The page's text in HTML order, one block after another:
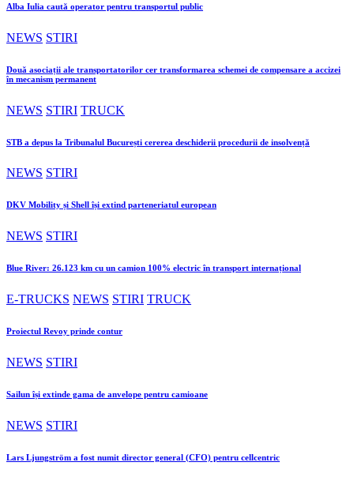
Alba Iulia caută operator pentru transportul public
NEWS STIRI
Două asociații ale transportatorilor cer transformarea schemei de compensare a accizei
în mecanism permanent
NEWS STIRI TRUCK
STB a depus la Tribunalul București cererea deschiderii procedurii de insolvență
NEWS STIRI
DKV Mobility și Shell își extind parteneriatul european
NEWS STIRI
Blue River: 26.123 km cu un camion 100% electric în transport internațional
E-TRUCKS NEWS STIRI TRUCK
Proiectul Revoy prinde contur
NEWS STIRI
Sailun își extinde gama de anvelope pentru camioane
NEWS STIRI
Lars Ljungström a fost numit director general (CFO) pentru cellcentric